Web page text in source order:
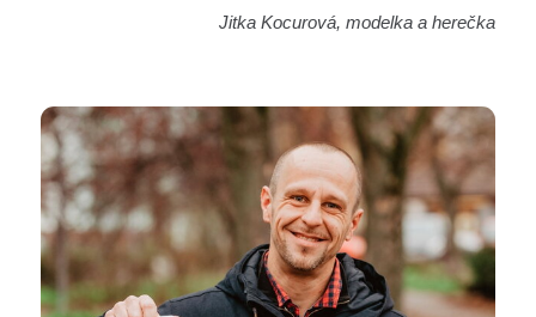
Jitka Kocurová, modelka a herečka